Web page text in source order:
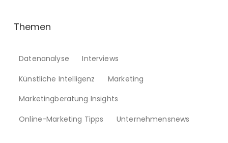
Themen
Datenanalyse
Interviews
Künstliche Intelligenz
Marketing
Marketingberatung Insights
Online-Marketing Tipps
Unternehmensnews